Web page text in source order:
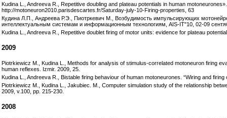
Kudina L., Andreeva R., Repetitive doubling and plateau potentials in human
http://motoneuron2010.parisdescartes.fr/Saturday-july-10-Firing-properties, 63
Кудина Л.П., Андреева Р.Э., Пиотркевич М., Возбудимость импульсирующих
интеллектуальным системам и информационным технологиям, AIS-IT"10, 02-09
Kudina L., Andreeva R., Repetitive doublet firing of motor units: evidence for plateau
2009
Piotrkiewicz M., Kudina L., Methods for analysis of stimulus-correlated motoneuron firing
human reflexes. Izmir. 2009, 25.
Kudina L., Andreeva R., Bistable firing behaviour of human motoneurones. “Wiring and
Piotrkiewicz M., Kudina L., Jakubiec. M., Computer simulation study of the relationship
2009, v.100, pp. 215-230.
2008